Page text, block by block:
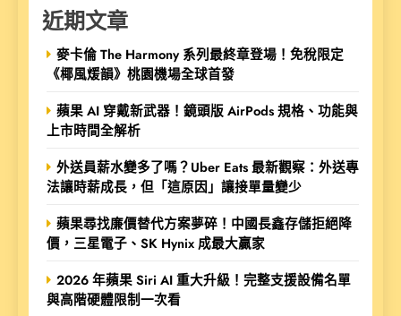
近期文章
麥卡倫 The Harmony 系列最終章登場！免稅限定
《椰風煖韻》桃園機場全球首發
蘋果 AI 穿戴新武器！鏡頭版 AirPods 規格、功能與
上市時間全解析
外送員薪水變多了嗎？Uber Eats 最新觀察：外送專
法讓時薪成長，但「這原因」讓接單量變少
蘋果尋找廉價替代方案夢碎！中國長鑫存儲拒絕降
價，三星電子、SK Hynix 成最大贏家
2026 年蘋果 Siri AI 重大升級！完整支援設備名單
與高階硬體限制一次看